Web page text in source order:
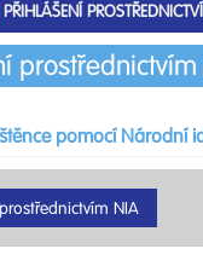
PŘIHLÁŠENÍ
prostřednictvím
pomocí Národní